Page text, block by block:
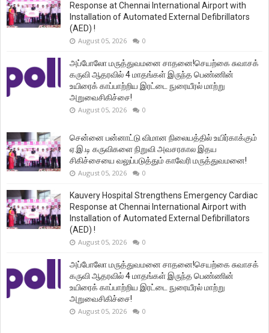
Response at Chennai International Airport with
Installation of Automated External Defibrillators
(AED) !
August 05, 2026 0
அப்போலோ மருத்துவமனை சாதனை!செயற்கை சுவாசக்
கருவி ஆதரவில் 4 மாதங்கள் இருந்த பெண்ணின்
உயிரைக் காப்பாற்றிய இரட்டை நுரையீரல் மாற்று
அறுவைசிகிச்சை!
August 05, 2026 0
சென்னை பன்னாட்டு விமான நிலையத்தில் உயிர்காக்கும்
ஏ.இ.டி கருவிகளை நிறுவி அவசரகால இதய
சிகிச்சையை வலுப்படுத்தும் காவேரி மருத்துவமனை!
August 05, 2026 0
Kauvery Hospital Strengthens Emergency Cardiac
Response at Chennai International Airport with
Installation of Automated External Defibrillators
(AED) !
August 05, 2026 0
அப்போலோ மருத்துவமனை சாதனை!செயற்கை சுவாசக்
கருவி ஆதரவில் 4 மாதங்கள் இருந்த பெண்ணின்
உயிரைக் காப்பாற்றிய இரட்டை நுரையீரல் மாற்று
அறுவைசிகிச்சை!
August 05, 2026 0